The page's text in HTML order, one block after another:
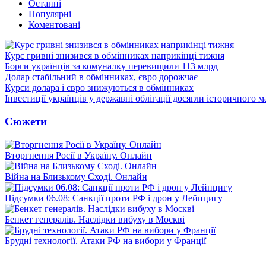
Останні
Популярні
Коментовані
Курс гривні знизився в обмінниках наприкінці тижня
Борги українців за комуналку перевищили 113 млрд
Долар стабільний в обмінниках, євро дорожчає
Курси долара і євро знижуються в обмінниках
Інвестиції українців у державні облігації досягли історичного
Сюжети
Вторгнення Росії в Україну. Онлайн
Війна на Близькому Сході. Онлайн
Підсумки 06.08: Санкції проти РФ і дрон у Лейпцигу
Бенкет генералів. Наслідки вибуху в Москві
Брудні технології. Атаки РФ на вибори у Франції